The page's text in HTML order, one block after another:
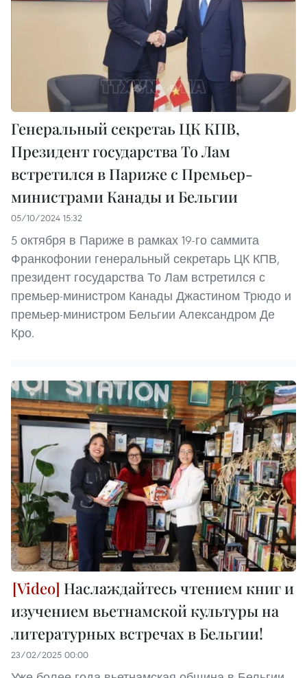
Генеральный секретаь ЦК КПВ,
Президент государства То Лам
встретился в Париже с Премьер-
министрами Канады и Бельгии
05/10/2024 15:32
5 октября в Париже в рамках 19-го саммита
Франкофонии генеральный секретарь ЦК КПВ,
президент государства То Лам встретился с
премьер-министром Канады Джастином Трюдо и
премьер-министром Бельгии Александром Де
Кро.
Наслаждайтесь чтением книг и
изучением вьетнамской культуры на
литературных встречах в Бельгии!
23/02/2025 00:00